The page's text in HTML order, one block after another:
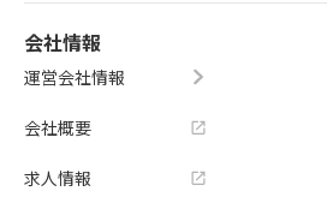
会社情報
運営会社情報
会社概要
求人情報